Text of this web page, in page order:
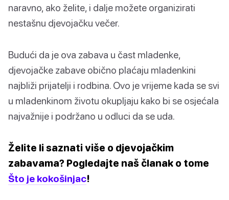
naravno, ako želite, i dalje možete organizirati
nestašnu djevojačku večer.
Budući da je ova zabava u čast mladenke,
djevojačke zabave obično plaćaju mladenkini
najbliži prijatelji i rodbina. Ovo je vrijeme kada se svi
u mladenkinom životu okupljaju kako bi se osjećala
najvažnije i podržano u odluci da se uda.
Želite li saznati više o djevojačkim
zabavama? Pogledajte naš članak o tome
Što je kokošinjac!